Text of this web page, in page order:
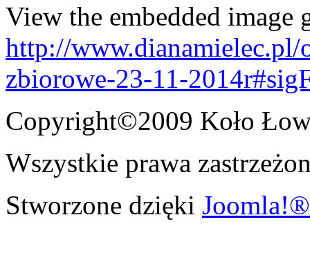
View the embedded image
http://
zbiorowe-23-11-
Copyright©2009 Koło
Wszystkie prawa
Stworzone dzięki Joomla!®